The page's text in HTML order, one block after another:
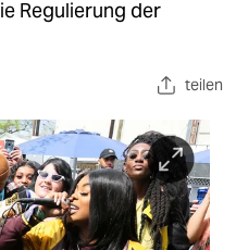
Regulierung der
teilen